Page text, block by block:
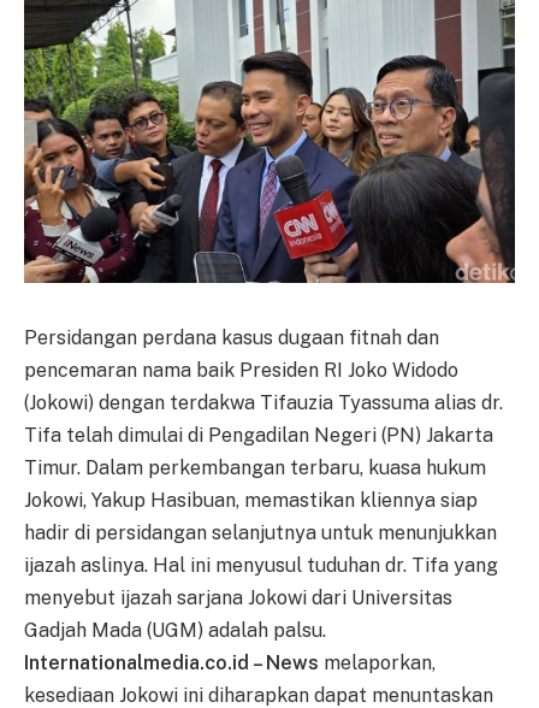
Persidangan perdana kasus dugaan fitnah dan
pencemaran nama baik Presiden RI Joko Widodo
(Jokowi) dengan terdakwa Tifauzia Tyassuma alias dr.
Tifa telah dimulai di Pengadilan Negeri (PN) Jakarta
Timur. Dalam perkembangan terbaru, kuasa hukum
Jokowi, Yakup Hasibuan, memastikan kliennya siap
hadir di persidangan selanjutnya untuk menunjukkan
ijazah aslinya. Hal ini menyusul tuduhan dr. Tifa yang
menyebut ijazah sarjana Jokowi dari Universitas
Gadjah Mada (UGM) adalah palsu.
Internationalmedia.co.id – News melaporkan,
kesediaan Jokowi ini diharapkan dapat menuntaskan